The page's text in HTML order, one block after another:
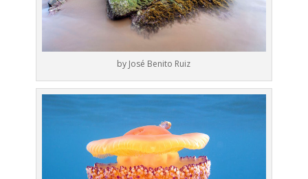
by José Benito Ruiz